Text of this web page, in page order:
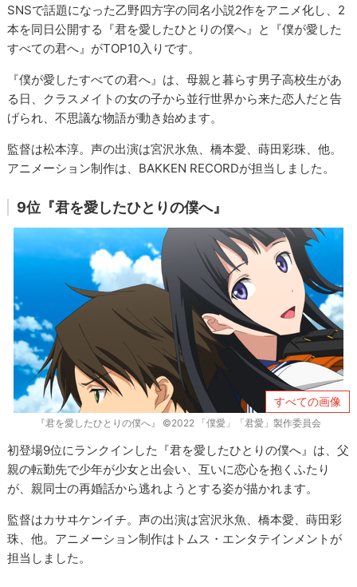
SNSで話題になった乙野四方字の同名小説2作をアニメ化し、2
本を同日公開する『君を愛したひとりの僕へ』と『僕が愛した
すべての君へ』がTOP10入りです。
『僕が愛したすべての君へ』は、母親と暮らす男子高校生があ
る日、クラスメイトの女の子から並行世界から来た恋人だと告
げられ、不思議な物語が動き始めます。
監督は松本淳。声の出演は宮沢氷魚、橋本愛、蒔田彩珠、他。
アニメーション制作は、BAKKEN RECORDが担当しました。
9位『君を愛したひとりの僕へ』
すべての画像
『君を愛したひとりの僕へ』 ©2022 「僕愛」「君愛」製作委員会
初登場9位にランクインした『君を愛したひとりの僕へ』は、父
親の転勤先で少年が少女と出会い、互いに恋心を抱くふたり
が、親同士の再婚話から逃れようとする姿が描かれます。
監督はカサヰケンイチ。声の出演は宮沢氷魚、橋本愛、蒔田彩
珠、他。アニメーション制作はトムス・エンタテインメントが
担当しました。